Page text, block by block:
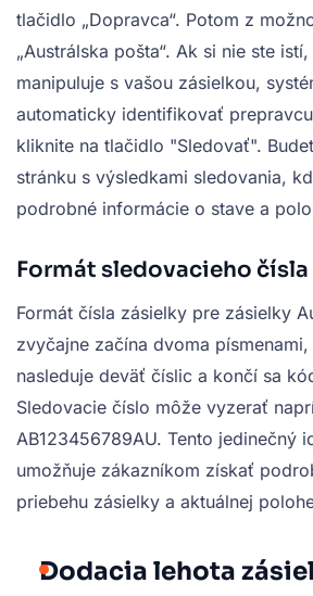
tlačidlo „Dopravca“. Potom z
„Austrálska pošta“. Ak si nie ste
manipuluje s vašou zásielkou,
automaticky identifikovať
kliknite na tlačidlo "Sledovať".
stránku s výsledkami sledovania,
podrobné informácie o stave a
Formát sledovacieho čísla
Formát čísla zásielky pre zásielky
zvyčajne začína dvoma
nasleduje deväť číslic a končí sa
Sledovacie číslo môže vyzerať
AB123456789AU. Tento jedinečný
umožňuje zákazníkom získať
priebehu zásielky a aktuálnej
Dodacia lehota